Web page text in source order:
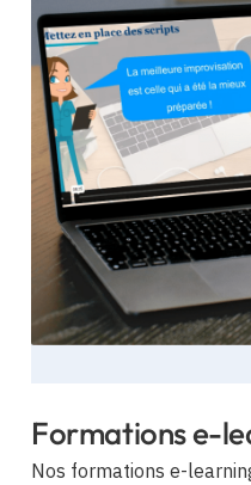
Formations e-
Nos formations e-